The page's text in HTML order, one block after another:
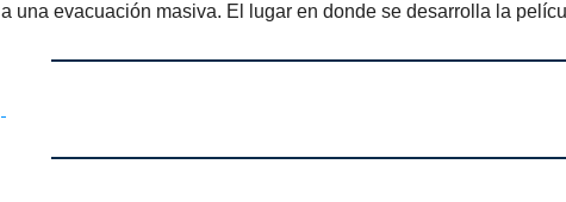
a una evacuación masiva. El lugar en donde se desarrolla la